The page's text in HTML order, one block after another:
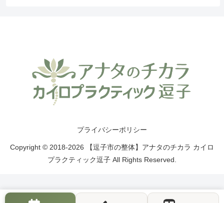
プライバシーポリシー
Copyright © 2018-2026 【逗子市の整体】アナタのチカラ カイロ
プラクティック逗子 All Rights Reserved.